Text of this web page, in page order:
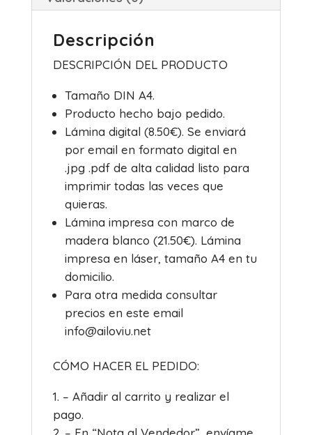
o
k
p
Descripción
DESCRIPCIÓN DEL PRODUCTO
Tamaño DIN A4.
Producto hecho bajo pedido.
Lámina digital (8.50€). Se enviará
por email en formato digital en
.jpg .pdf de alta calidad listo para
imprimir todas las veces que
quieras.
Lámina impresa con marco de
madera blanco (21.50€). Lámina
impresa en láser, tamaño A4 en tu
domicilio.
Para otra medida consultar
precios en este email
info@ailoviu.net
CÓMO HACER EL PEDIDO:
– Añadir al carrito y realizar el
pago.